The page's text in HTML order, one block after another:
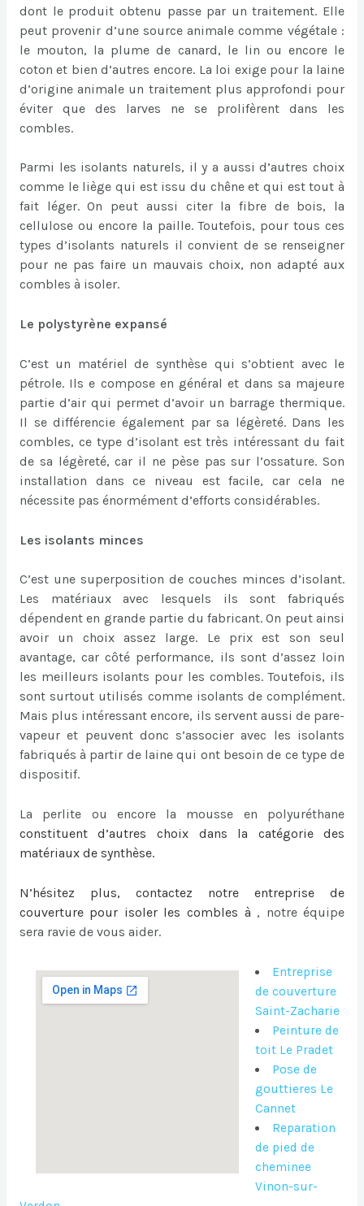
dont le produit obtenu passe par un traitement. Elle
peut provenir d’une source animale comme végétale :
le mouton, la plume de canard, le lin ou encore le
coton et bien d’autres encore. La loi exige pour la laine
d’origine animale un traitement plus approfondi pour
éviter que des larves ne se prolifèrent dans les
combles.
Parmi les isolants naturels, il y a aussi d’autres choix
comme le liège qui est issu du chêne et qui est tout à
fait léger. On peut aussi citer la fibre de bois, la
cellulose ou encore la paille. Toutefois, pour tous ces
types d’isolants naturels il convient de se renseigner
pour ne pas faire un mauvais choix, non adapté aux
combles à isoler.
Le polystyrène expansé
C’est un matériel de synthèse qui s’obtient avec le
pétrole. Ils e compose en général et dans sa majeure
partie d’air qui permet d’avoir un barrage thermique.
Il se différencie également par sa légèreté. Dans les
combles, ce type d’isolant est très intéressant du fait
de sa légèreté, car il ne pèse pas sur l’ossature. Son
installation dans ce niveau est facile, car cela ne
nécessite pas énormément d’efforts considérables.
Les isolants minces
C’est une superposition de couches minces d’isolant.
Les matériaux avec lesquels ils sont fabriqués
dépendent en grande partie du fabricant. On peut ainsi
avoir un choix assez large. Le prix est son seul
avantage, car côté performance, ils sont d’assez loin
les meilleurs isolants pour les combles. Toutefois, ils
sont surtout utilisés comme isolants de complément.
Mais plus intéressant encore, ils servent aussi de pare-
vapeur et peuvent donc s’associer avec les isolants
fabriqués à partir de laine qui ont besoin de ce type de
dispositif.
La perlite ou encore la mousse en polyuréthane
constituent d’autres choix dans la catégorie des
matériaux de synthèse.
N’hésitez plus, contactez notre entreprise de
couverture pour isoler les combles à , notre équipe
sera ravie de vous aider.
Entreprise
de couverture
Saint-Zacharie
Peinture de
toit Le Pradet
Pose de
gouttieres Le
Cannet
Reparation
de pied de
cheminee
Vinon-sur-